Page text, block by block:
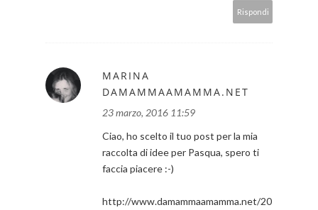
Rispondi
MARINA
DAMAMMAAMAMMA.NET
23 marzo, 2016 11:59
Ciao, ho scelto il tuo post per la mia
raccolta di idee per Pasqua, spero ti
faccia piacere :-)
http://www.damammaamamma.net/20